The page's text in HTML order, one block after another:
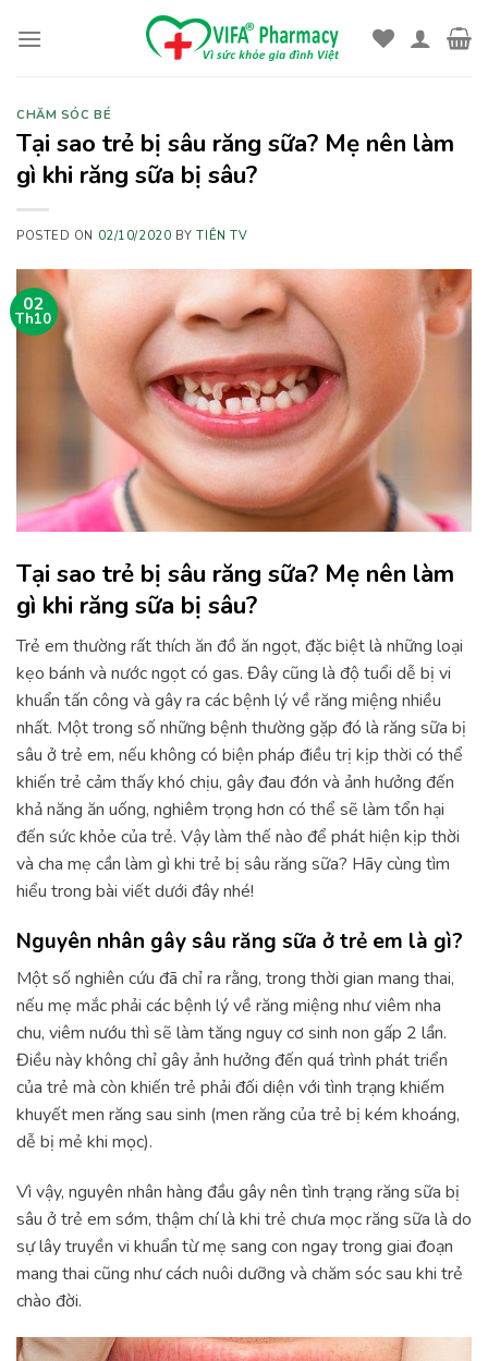
CHĂM SÓC BÉ
Tại sao trẻ bị sâu răng sữa? Mẹ nên làm
gì khi răng sữa bị sâu?
POSTED ON 02/10/2020 BYTIÊN TV
02
Th10
Tại sao trẻ bị sâu răng sữa? Mẹ nên làm
gì khi răng sữa bị sâu?
Trẻ em thường rất thích ăn đồ ăn ngọt, đặc biệt là những loại
kẹo bánh và nước ngọt có gas. Đây cũng là độ tuổi dễ bị vi
khuẩn tấn công và gây ra các bệnh lý về răng miệng nhiều
nhất. Một trong số những bệnh thường gặp đó là răng sữa bị
sâu ở trẻ em, nếu không có biện pháp điều trị kịp thời có thể
khiến trẻ cảm thấy khó chịu, gây đau đớn và ảnh hưởng đến
khả năng ăn uống, nghiêm trọng hơn có thể sẽ làm tổn hại
đến sức khỏe của trẻ. Vậy làm thế nào để phát hiện kịp thời
và cha mẹ cần làm gì khi trẻ bị sâu răng sữa? Hãy cùng tìm
hiểu trong bài viết dưới đây nhé!
Nguyên nhân gây sâu răng sữa ở trẻ em là gì?
Một số nghiên cứu đã chỉ ra rằng, trong thời gian mang thai,
nếu mẹ mắc phải các bệnh lý về răng miệng như viêm nha
chu, viêm nướu thì sẽ làm tăng nguy cơ sinh non gấp 2 lần.
Điều này không chỉ gây ảnh hưởng đến quá trình phát triển
của trẻ mà còn khiến trẻ phải đối diện với tình trạng khiếm
khuyết men răng sau sinh (men răng của trẻ bị kém khoáng,
dễ bị mẻ khi mọc).
Vì vậy, nguyên nhân hàng đầu gây nên tình trạng răng sữa bị
sâu ở trẻ em sớm, thậm chí là khi trẻ chưa mọc răng sữa là do
sự lây truyền vi khuẩn từ mẹ sang con ngay trong giai đoạn
mang thai cũng như cách nuôi dưỡng và chăm sóc sau khi trẻ
chào đời.